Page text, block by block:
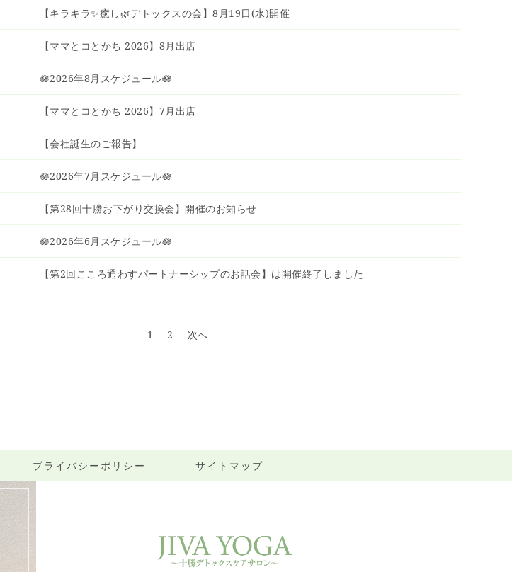
【キラキラ✨癒し🌿デトックスの会】8月19日(水)開催
【ママとコとかち 2026】8月出店
🪷2026年8月スケジュール🪷
【ママとコとかち 2026】7月出店
【会社誕生のご報告】
🪷2026年7月スケジュール🪷
【第28回十勝お下がり交換会】開催のお知らせ
🪷2026年6月スケジュール🪷
【第2回こころ通わすパートナーシップのお話会】は開催終了しました
1 2 次へ
プライバシーポリシー サイトマップ